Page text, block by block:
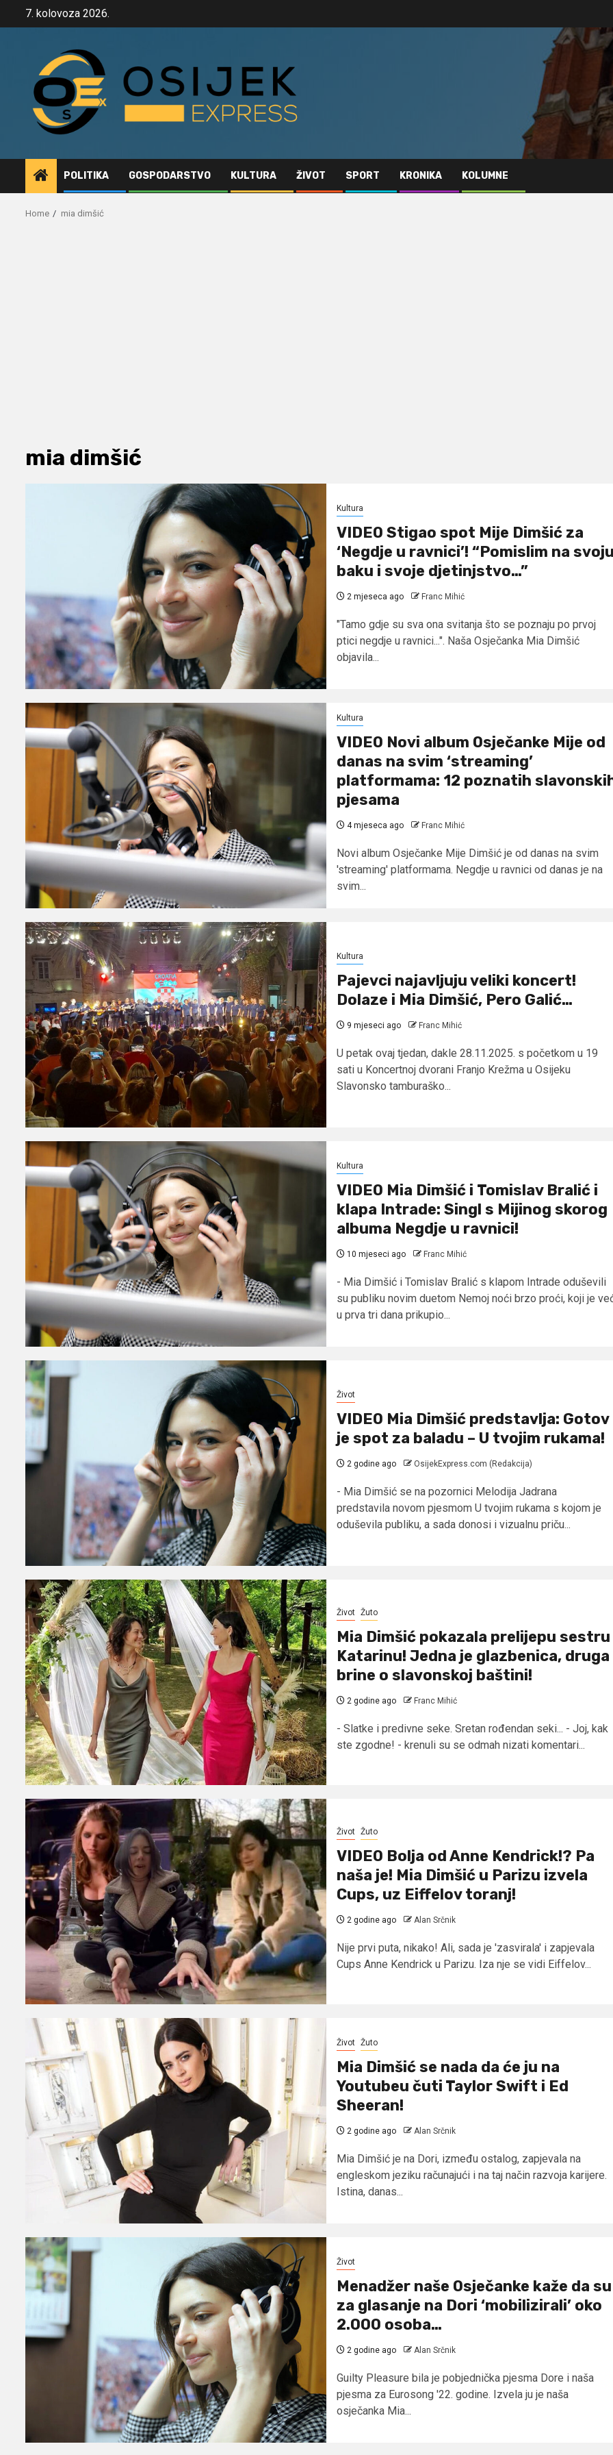
7. kolovoza 2026.
POLITIKA GOSPODARSTVO KULTURA ŽIVOT SPORT KRONIKA KOLUMNE
Home mia dimšić
mia dimšić
Kultura
VIDEO Stigao spot Mije Dimšić za
‘Negdje u ravnici’! “Pomislim na
baku i svoje djetinjstvo…”
2 mjeseca ago Franc Mihić
"Tamo gdje su sva ona svitanja što se poznaju po prvoj
ptici negdje u ravnici...". Naša Osječanka Mia Dimšić
objavila...
Kultura
VIDEO Novi album Osječanke Mije od
danas na svim ‘streaming’
platformama: 12 poznatih
pjesama
4 mjeseca ago Franc Mihić
Novi album Osječanke Mije Dimšić je od danas na svim
'streaming' platformama. Negdje u ravnici od danas je na
svim...
Kultura
Pajevci najavljuju veliki koncert!
Dolaze i Mia Dimšić, Pero Galić…
9 mjeseci ago Franc Mihić
U petak ovaj tjedan, dakle 28.11.2025. s početkom u 19
sati u Koncertnoj dvorani Franjo Krežma u Osijeku
Slavonsko tamburaško...
Kultura
VIDEO Mia Dimšić i Tomislav Bralić i
klapa Intrade: Singl s Mijinog skorog
albuma Negdje u ravnici!
10 mjeseci ago Franc Mihić
- Mia Dimšić i Tomislav Bralić s klapom Intrade oduševili
su publiku novim duetom Nemoj noći brzo proći, koji je
u prva tri dana prikupio...
Život
VIDEO Mia Dimšić predstavlja: Gotov
je spot za baladu – U tvojim rukama!
2 godine ago OsijekExpress.com (Redakcija)
- Mia Dimšić se na pozornici Melodija Jadrana
predstavila novom pjesmom U tvojim rukama s kojom je
oduševila publiku, a sada donosi i vizualnu priču...
Život Žuto
Mia Dimšić pokazala prelijepu sestru
Katarinu! Jedna je glazbenica, druga
brine o slavonskoj baštini!
2 godine ago Franc Mihić
- Slatke i predivne seke. Sretan rođendan seki... - Joj, kak
ste zgodne! - krenuli su se odmah nizati komentari...
Život Žuto
VIDEO Bolja od Anne Kendrick!? Pa
naša je! Mia Dimšić u Parizu izvela
Cups, uz Eiffelov toranj!
2 godine ago Alan Srčnik
Nije prvi puta, nikako! Ali, sada je 'zasvirala' i zapjevala
Cups Anne Kendrick u Parizu. Iza nje se vidi Eiffelov...
Život Žuto
Mia Dimšić se nada da će ju na
Youtubeu čuti Taylor Swift i Ed
Sheeran!
2 godine ago Alan Srčnik
Mia Dimšić je na Dori, između ostalog, zapjevala na
engleskom jeziku računajući i na taj način razvoja karijere.
Istina, danas...
Život
Menadžer naše Osječanke kaže da su
za glasanje na Dori ‘mobilizirali’ oko
2.000 osoba…
2 godine ago Alan Srčnik
Guilty Pleasure bila je pobjednička pjesma Dore i naša
pjesma za Eurosong '22. godine. Izvela ju je naša
osječanka Mia...